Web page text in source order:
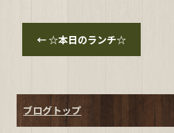
←☆本日のランチ☆
ブログトップ